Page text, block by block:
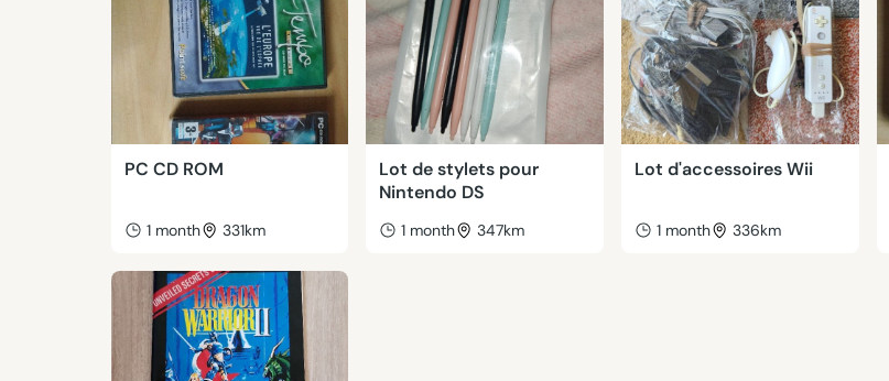
PC CD ROM
1 month 331km
Lot de stylets pour
Nintendo DS
1 month 347km
Lot d'accessoires Wii
1 month 336km